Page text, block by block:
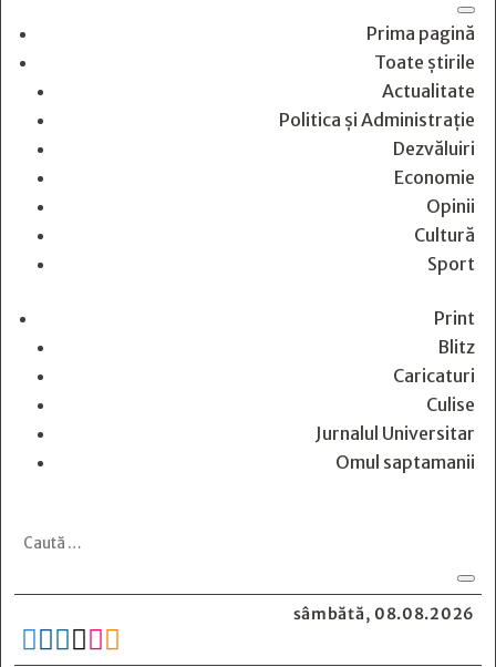
Prima pagină
Toate știrile
Actualitate
Politica și Administrație
Dezvăluiri
Economie
Opinii
Cultură
Sport
Print
Blitz
Caricaturi
Culise
Jurnalul Universitar
Omul saptamanii
sâmbătă, 08.08.2026
     